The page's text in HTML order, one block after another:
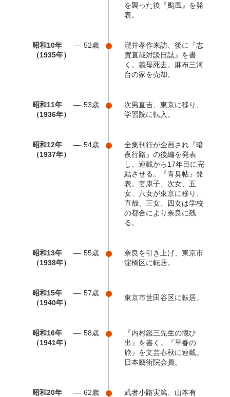
を襲った後『颱風』を発
表。
昭和10年
（1935年）
52歳
瀧井孝作来訪、後に『志
賀直哉対談日誌』を書
く。義母死去。麻布三河
台の家を売却。
昭和11年
（1936年）
53歳
次男直吉、東京に移り、
学習院に転入。
昭和12年
（1937年）
54歳
全集刊行が企画され『暗
夜行路』の後編を発表
し、連載から17年目に完
結させる。『青臭帖』発
表。妻康子、次女、五
女、六女が東京に移り、
直哉、三女、四女は学校
の都合により奈良に残
る。
昭和13年
（1938年）
55歳
奈良を引き上げ、東京市
淀橋区に転居。
昭和15年
（1940年）
57歳
東京市世田谷区に転居。
昭和16年
（1941年）
58歳
『内村鑑三先生の憶ひ
出』を書く。『早春の
旅』を文芸春秋に連載。
日本藝術院会員。
昭和20年 62歳 武者小路実篤、山本有